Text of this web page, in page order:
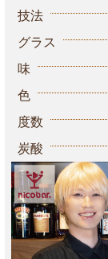
技法
グラス
味
色
度数
炭酸